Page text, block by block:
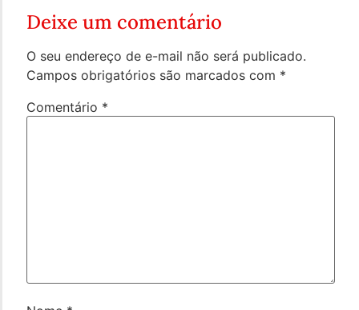
Deixe um comentário
O seu endereço de e-mail não será publicado.
Campos obrigatórios são marcados com *
Comentário *